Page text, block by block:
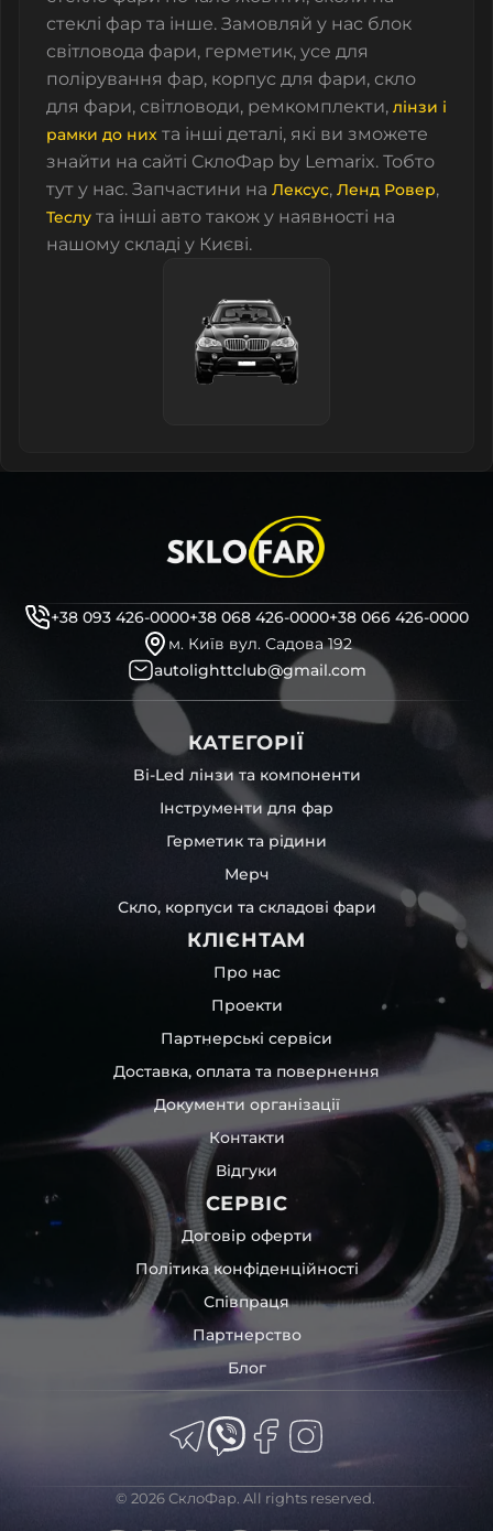
стеклі фар та інше. Замовляй у нас блок
світловода фари, герметик, усе для
полірування фар, корпус для фари, скло
для фари, світловоди, ремкомплекти, лінзи і
рамки до них та інші деталі, які ви зможете
знайти на сайті СклоФар by Lemarix. Тобто
тут у нас. Запчастини на Лексус, Ленд Ровер,
Теслу та інші авто також у наявності на
нашому складі у Києві.
+38 093 426-0000+38 068 426-0000+38 066 426-0000
м. Київ вул. Садова 192
autolighttclub@gmail.com
КАТЕГОРІЇ
Bi-Led лінзи та компоненти
Інструменти для фар
Герметик та рідини
Мерч
Скло, корпуси та складові фари
КЛІЄНТАМ
Про нас
Проекти
Партнерські сервіси
Доставка, оплата та повернення
Документи організації
Контакти
Відгуки
СЕРВІС
Договір оферти
Політика конфіденційності
Співпраця
Партнерство
Блог
© 2026 СклоФар. All rights reserved.